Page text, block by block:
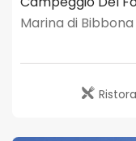
Marina di Bibbona